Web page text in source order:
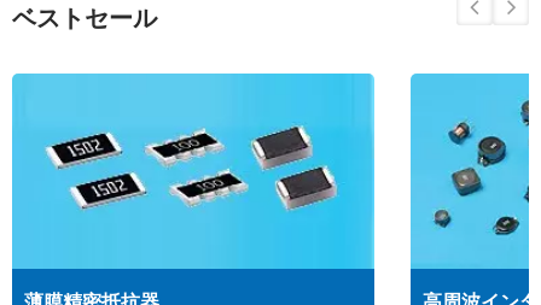
ベストセール